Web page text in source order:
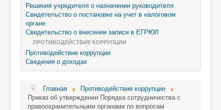
Решения учредителя о назначении руководителя
Свидетельство о постановке на учет в налоговом
органе
Свидетельство о внесении записи в ЕГРЮЛ
ПРОТИВОДЕЙСТВИЕ КОРРУПЦИИ
Противодействие коррупции
Сведения о доходах
Главная
Противодействие коррупции
Приказ об утверждении Порядка сотрудничества с
правоохранительными органами по вопросам